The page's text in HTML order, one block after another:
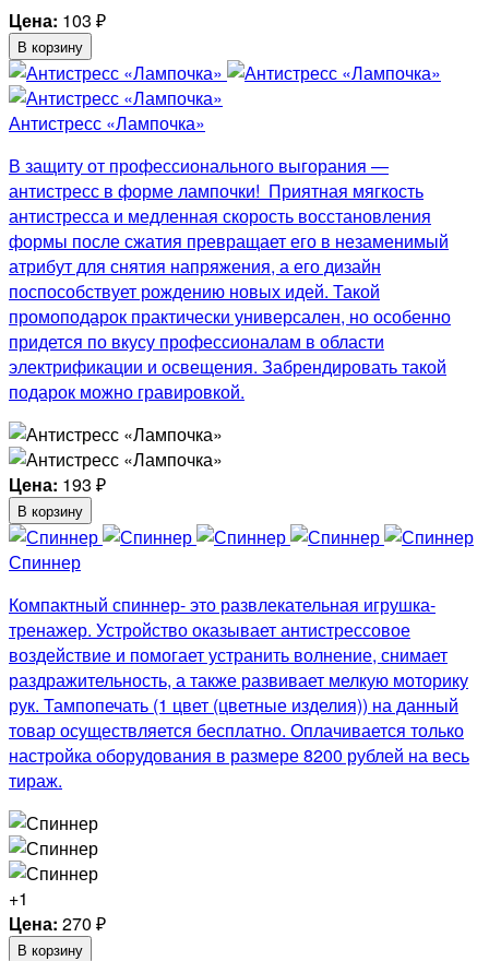
Цена: 103 ₽
В корзину
Антистресс «Лампочка»
В защиту от профессионального выгорания —
антистресс в форме лампочки! Приятная мягкость
антистресса и медленная скорость восстановления
формы после сжатия превращает его в незаменимый
атрибут для снятия напряжения, а его дизайн
поспособствует рождению новых идей. Такой
промоподарок практически универсален, но особенно
придется по вкусу профессионалам в области
электрификации и освещения. Забрендировать такой
подарок можно гравировкой.
Цена: 193 ₽
В корзину
Спиннер
Компактный спиннер- это развлекательная игрушка-
тренажер. Устройство оказывает антистрессовое
воздействие и помогает устранить волнение, снимает
раздражительность, а также развивает мелкую моторику
рук. Тампопечать (1 цвет (цветные изделия)) на данный
товар осуществляется бесплатно. Оплачивается только
настройка оборудования в размере 8200 рублей на весь
тираж.
+1
Цена: 270 ₽
В корзину